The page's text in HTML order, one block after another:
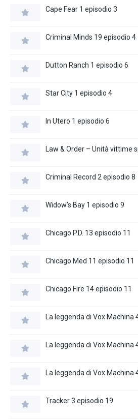
Cape Fear 1 episodio 3
Criminal Minds 19 episodio 4
Dutton Ranch 1 episodio 6
Star City 1 episodio 4
In Utero 1 episodio 6
Law & Order – Unità vittime
Criminal Record 2 episodio 8
Widow’s Bay 1 episodio 9
Chicago P.D. 13 episodio 11
Chicago Med 11 episodio 11
Chicago Fire 14 episodio 11
La leggenda di Vox Machina
La leggenda di Vox Machina
La leggenda di Vox Machina
Tracker 3 episodio 19